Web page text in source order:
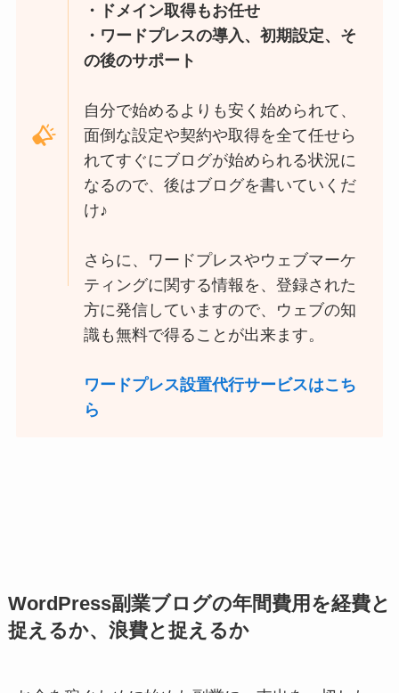
・ドメイン取得もお任せ
・ワードプレスの導入、初期設定、そ
の後のサポート
自分で始めるよりも安く始められて、
面倒な設定や契約や取得を全て任せら
れてすぐにブログが始められる状況に
なるので、後はブログを書いていくだ
け♪
さらに、ワードプレスやウェブマーケ
ティングに関する情報を、登録された
方に発信していますので、ウェブの知
識も無料で得ることが出来ます。
ワードプレス設置代行サービスはこち
ら
WordPress副業ブログの年間費用を経費と
捉えるか、浪費と捉えるか